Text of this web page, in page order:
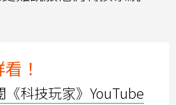
！
《科技玩家》YouTube